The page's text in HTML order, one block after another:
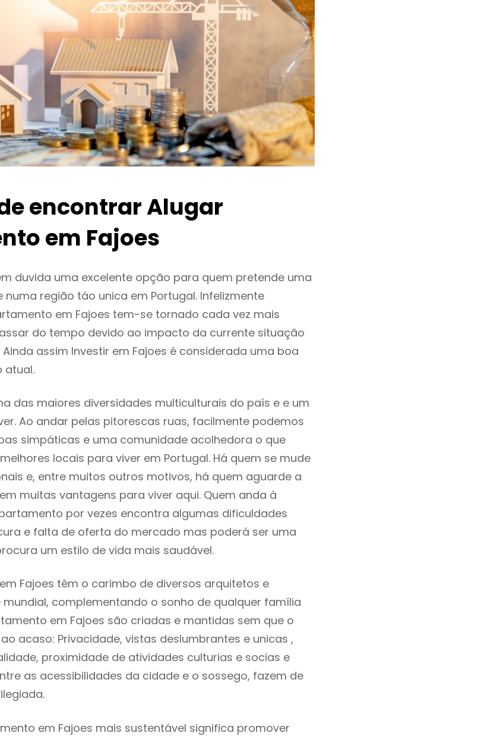
encontrar Alugar
em Fajoes
duvida uma excelente opção para quem pretende uma
região táo unica em Portugal. Infelizmente
em Fajoes tem-se tornado cada vez mais
do tempo devido ao impacto da currente situação
assim Investir em Fajoes é considerada uma boa
atual.
das maiores diversidades multiculturais do país e e um
Ao andar pelas pitorescas ruas, facilmente podemos
simpáticas e uma comunidade acolhedora o que
locais para viver em Portugal. Há quem se mude
e, entre muitos outros motivos, há quem aguarde a
muitas vantagens para viver aqui. Quem anda à
por vezes encontra algumas dificuldades
e falta de oferta do mercado mas poderá ser uma
um estilo de vida mais saudável.
Fajoes têm o carimbo de diversos arquitetos e
complementando o sonho de qualquer família
em Fajoes são criadas e mantidas sem que o
acaso: Privacidade, vistas deslumbrantes e unicas ,
proximidade de atividades culturias e socias e
as acessibilidades da cidade e o sossego, fazem de
em Fajoes mais sustentável significa promover